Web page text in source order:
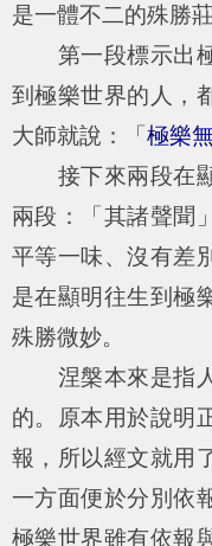
是一體不二的殊勝莊
第一段標示出極
到極樂世界的人，
大師就說：「 極樂
接下來兩段在顯
兩段：「其諸聲聞
平等一味、沒有差
是在顯明往生到極
殊勝微妙。
涅槃本來是指人
的。原本用於說明
報，所以經文就用
一方面便於分別依
極樂世界雖有依報